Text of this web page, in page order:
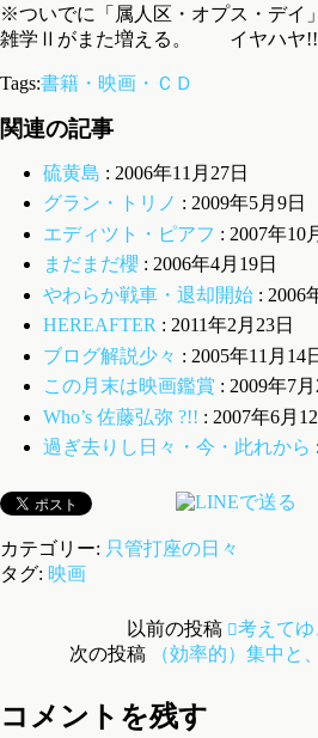
※ついでに「属人区・オプス・デイ
雑学Ⅱがまた増える。 イヤハヤ
Tags:書籍・映画・ＣＤ
関連の記事
硫黄島 : 2006年11月27日
グラン・トリノ : 2009年5月9日
エディツト・ピアフ : 2007年10
まだまだ櫻: 2006年4月19日
やわらか戦車・退却開始: 2006
HEREAFTER : 2011年2月23日
ブログ解説少々 : 2005年11月14
この月末は映画鑑賞 : 2009年7月
Who’s 佐藤弘弥 ?!! : 2007年6月
過ぎ去りし日々・今・此れから
カテゴリー: 只管打座の日々
タグ: 映画
以前の投稿
考えてゆ
次の投稿
（効率的）集中と
コメントを残す